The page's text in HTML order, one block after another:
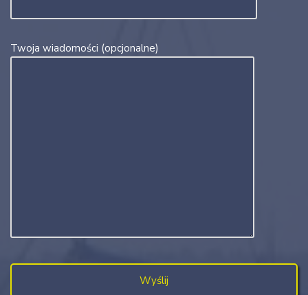
Twoja wiadomości (opcjonalne)